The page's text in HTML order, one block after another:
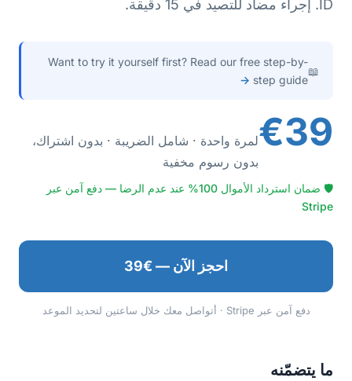
ID. إجراء مضاد للتصيد في 15 دقيقة.
📖
Want to try it yourself first? Read our free step-by-
step guide
→
€39لمرة واحدة · شامل الضريبة · بدون اشتراك،
بدون رسوم مخفية
🛡 ضمان استرداد الأموال 100% عند عدم الرضا — دفع آمن عبر
Stripe
احجز الآن — €39
دفع آمن عبر Stripe · أتواصل معك خلال ساعتين لتحديد الموعد
ما يتضمّنه